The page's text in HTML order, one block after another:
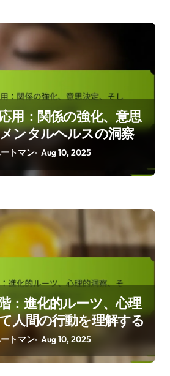
用：関係の強化、意思
ンタルヘルスの洞察
トマン Aug 10, 2025
：進化的ルーツ、心理
人間の行動を理解する
トマン Aug 10, 2025